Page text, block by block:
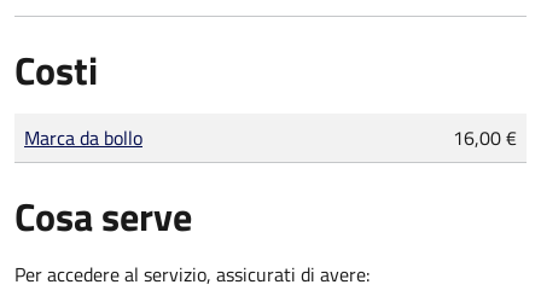
Costi
Tipo di pagamento
Importo
Marca da bollo 16,00 €
Cosa serve
Per accedere al servizio, assicurati di avere: